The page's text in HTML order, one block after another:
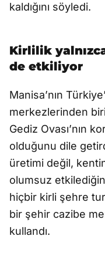
kaldığını söyledi.
Kirlilik
de etkiliyor
Manisa’nın
merkezlerinden
Gediz Ovası’nın
olduğunu dile
üretimi değil,
olumsuz
hiçbir kirli şehre
bir şehir cazibe
kullandı.